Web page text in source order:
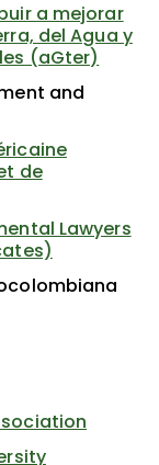
a mejorar
del Agua y
(aGter)
and
de
Lawyers